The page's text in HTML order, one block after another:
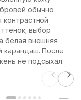
обычно
контрастной
выбор
белая внешняя
карандаш. После
не подсыхал.